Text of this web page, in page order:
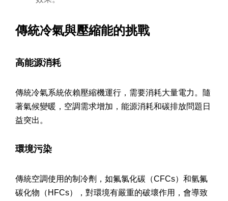
傳統冷氣與壓縮能的挑戰
高能源消耗
傳統冷氣系統依賴壓縮機運行，需要消耗大量電力。隨
著氣候變暖，空調需求增加，能源消耗和碳排放問題日
益突出。
環境污染
傳統空調使用的制冷劑，如氟氯化碳（CFCs）和氫氟
碳化物（HFCs），對環境有嚴重的破壞作用，會導致